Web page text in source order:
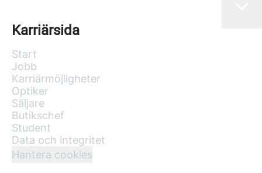
Karriärsida
Start
Jobb
Karriärmöjligheter
Optiker
Säljare
Butikschef
Student
Data och integritet
Hantera cookies